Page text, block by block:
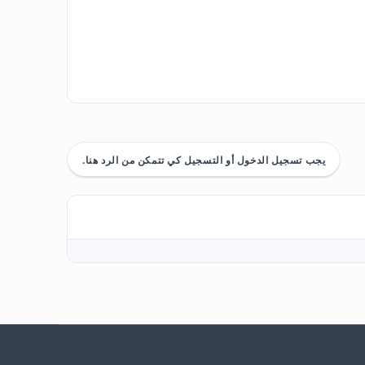
يجب تسجيل الدخول أو التسجيل كي تتمكن من الرد هنا.